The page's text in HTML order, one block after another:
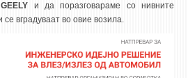
GEELY и да поразговараме со нивните
вградуваат во овие возила.